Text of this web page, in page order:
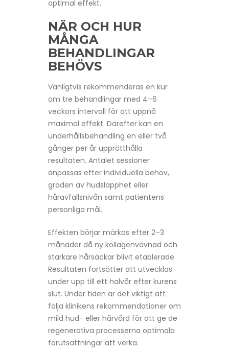
optimal effekt.
NÄR OCH HUR
MÅNGA
BEHANDLINGAR
BEHÖVS
Vanligtvis rekommenderas en kur
om tre behandlingar med 4–6
veckors intervall för att uppnå
maximal effekt. Därefter kan en
underhållsbehandling en eller två
gånger per år upprätthålla
resultaten. Antalet sessioner
anpassas efter individuella behov,
graden av hudslapphet eller
håravfallsnivån samt patientens
personliga mål.
Effekten börjar märkas efter 2–3
månader då ny kollagenvävnad och
starkare hårsäckar blivit etablerade.
Resultaten fortsätter att utvecklas
under upp till ett halvår efter kurens
slut. Under tiden är det viktigt att
följa klinikens rekommendationer om
mild hud- eller hårvård för att ge de
regenerativa processerna optimala
förutsättningar att verka.